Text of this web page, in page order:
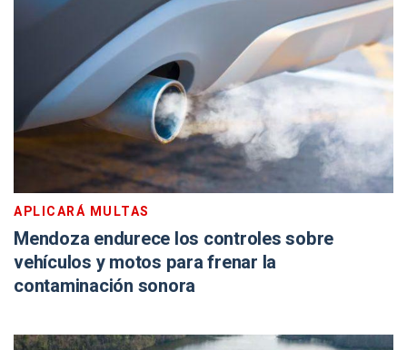
APLICARÁ MULTAS
Mendoza endurece los controles sobre
vehículos y motos para frenar la
contaminación sonora